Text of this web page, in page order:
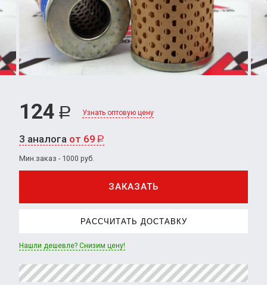
124 Р Узнать оптовую цену
3 аналога от 69 Р
Мин.заказ - 1000 руб.
ЗАКАЗАТЬ
РАССЧИТАТЬ ДОСТАВКУ
Нашли дешевле? Снизим цену!